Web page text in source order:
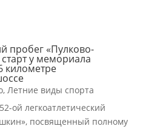
пробег «Пулково-
у мемориала
километре
, Летние виды спорта
ой легкоатлетический
посвященный полному